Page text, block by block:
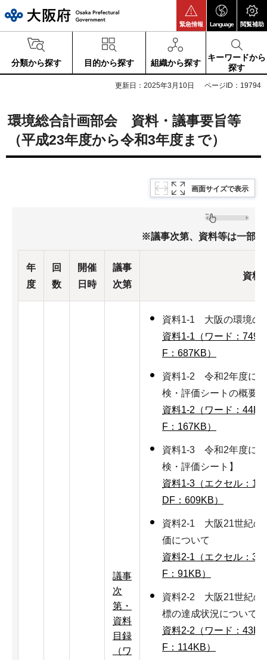
緊急情報 Language 閲覧補助
分類から探す 目的から探す 組織から探す
キーワードから
探す
更新日：2025年3月10日 ページID：19794
環境総合計画部会 資料・議事要旨等
（平成23年度から令和3年度まで）
画面サイズで表示
※議事次第、資料等は一部
年
度
回
数
開催
日時
議事
次第
資料
議事
次
第・
資料
目録
（ワ
資料1-1 大阪の環境の
資料1-1（ワード：
F：687KB）
資料1-2 令和2年度に
検・評価シートの概要
資料1-2（ワード：
F：167KB）
資料1-3 令和2年度に
検・評価シート】
資料1-3（エクセル：
DF：609KB）
資料2-1 大阪21世紀の
価について
資料2-1（エクセル：
F：91KB）
資料2-2 大阪21世紀の
標の達成状況について
資料2-2（ワード：
F：114KB）